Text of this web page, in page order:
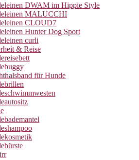
DWAM im Hippie Style
MALUCCHI
CLOUD7
Hunter Dog Sport
curli
& Reise
für Hunde